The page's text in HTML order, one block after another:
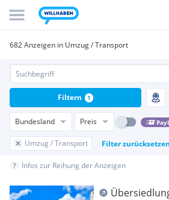
682 Anzeigen in Umzug / Transport
Bundesland Preis
Umzug / Transport Filter zurücksetzen
Filtern 1
Infos zur Reihung der Anzeigen